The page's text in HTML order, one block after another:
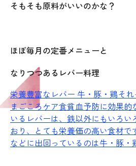
そもそも原料がいいのかな？
ほぼ毎月の定番メニューと
なりつつあるレバー料理
栄養豊富なレバー 牛・豚・鶏それ
まごころケア食貧血予防に効果的
いるレバーは、鉄以外にもいろい
おり、とても栄養価の高い食材で
などに出回っているのは牛・豚